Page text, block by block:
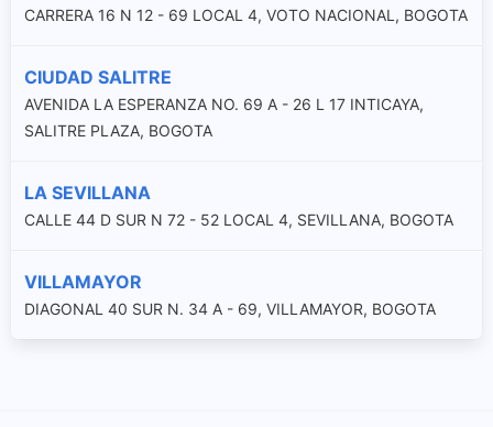
CARRERA 16 N 12 - 69 LOCAL 4, VOTO NACIONAL, BOGOTA
CIUDAD SALITRE
AVENIDA LA ESPERANZA NO. 69 A - 26 L 17 INTICAYA,
SALITRE PLAZA, BOGOTA
LA SEVILLANA
CALLE 44 D SUR N 72 - 52 LOCAL 4, SEVILLANA, BOGOTA
VILLAMAYOR
DIAGONAL 40 SUR N. 34 A - 69, VILLAMAYOR, BOGOTA